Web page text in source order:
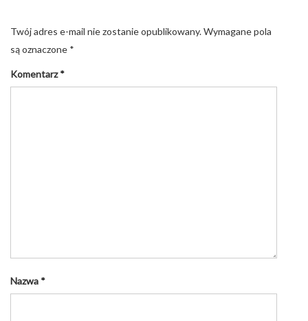
Twój adres e-mail nie zostanie opublikowany.Wymagane pola
są oznaczone *
Komentarz*
Nazwa *